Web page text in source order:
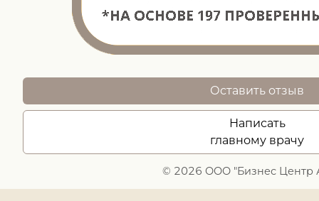
© 2026 ООО "Бизнес Центр
Оставить отзыв
Написать
главному врачу